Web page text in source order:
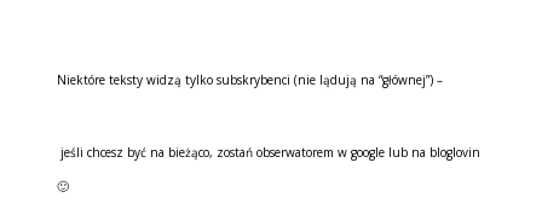
Niektóre teksty widzą tylko subskrybenci (nie lądują na “głównej”) –
jeśli chcesz być na bieżąco, zostań obserwatorem w google lub na bloglovin
🙂